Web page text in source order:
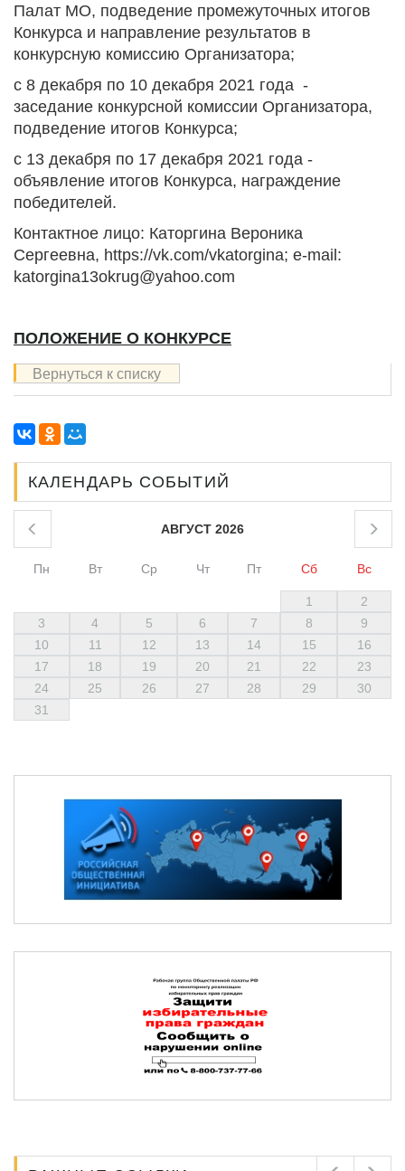
Палат МО, подведение промежуточных итогов
Конкурса и направление результатов в
конкурсную комиссию Организатора;
с 8 декабря по 10 декабря 2021 года -
заседание конкурсной комиссии Организатора,
подведение итогов Конкурса;
с 13 декабря по 17 декабря 2021 года -
объявление итогов Конкурса, награждение
победителей.
Контактное лицо: Каторгина Вероника
Сергеевна, https://vk.com/vkatorgina; e-mail:
katorgina13okrug@yahoo.com
ПОЛОЖЕНИЕ О КОНКУРСЕ
Вернуться к списку
КАЛЕНДАРЬ СОБЫТИЙ
АВГУСТ 2026
Пн Вт Ср Чт Пт Сб Вс
1
2
3
4 5 6 7 8
9
10
11 12 13 14 15
16
17
18 19 20 21 22
23
24
25 26 27 28 29
30
31